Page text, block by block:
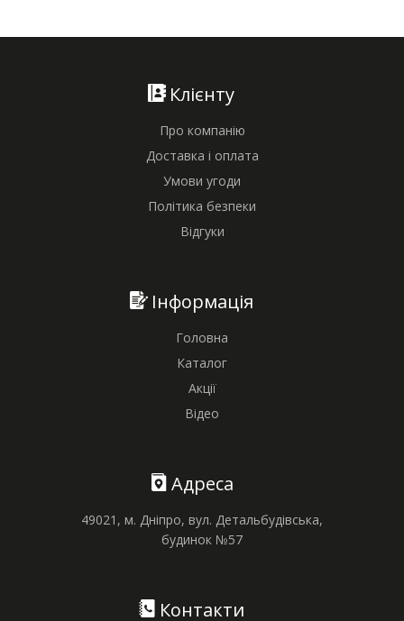
Клієнту
Про компанію
Доставка і оплата
Умови угоди
Політика безпеки
Відгуки
Інформація
Головна
Каталог
Акції
Відео
Адреса
49021, м. Дніпро, вул. Детальбудівська,
будинок №57
Контакти